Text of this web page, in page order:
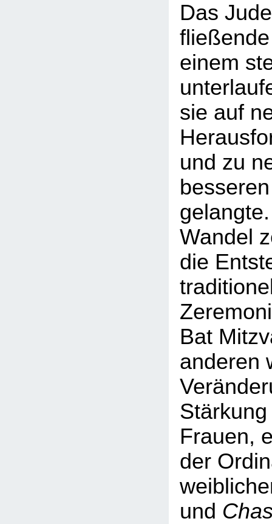
Das
einem
sie auf
und zu
Wandel
die
Bat
anderen
Frauen,
der
und